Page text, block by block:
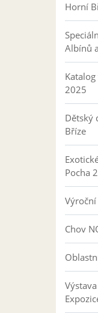
Horní
Albínů
2025
Dětský
Bříze
Pocha
Chov